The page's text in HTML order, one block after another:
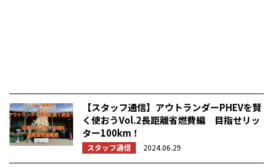
【スタッフ通信】アウトランダーPHEVを賢
く使おうVol.2長距離省燃費編 目指せリッ
ター100km！
スタッフ通信 2024.06.29